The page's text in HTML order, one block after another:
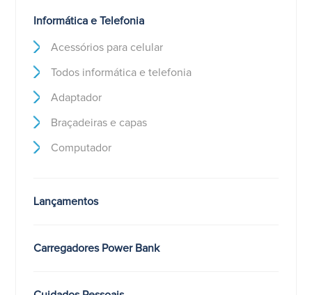
Informática e Telefonia
Acessórios para celular
Todos informática e telefonia
Adaptador
Braçadeiras e capas
Computador
Lançamentos
Carregadores Power Bank